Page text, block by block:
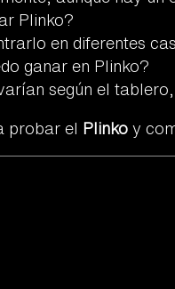
Plinko?
en diferentes
ganar en Plinko?
según el
probar el Plinkoy